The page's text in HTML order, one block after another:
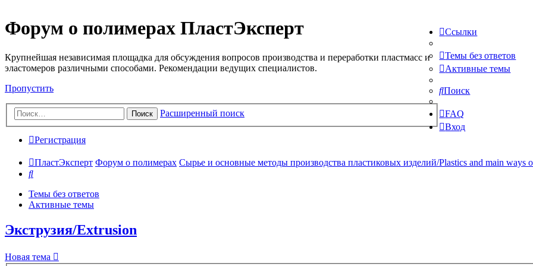
Форум о полимерах ПластЭксперт
Крупнейшая независимая площадка для обсуждения вопросов производства и переработки пластмасс и
эластомеров различными способами. Рекомендации ведущих специалистов.
Пропустить
Поиск Расширенный поиск
Ссылки
Темы без ответов
Активные темы
Поиск
FAQ
Вход
Регистрация
ПластЭксперт Форум о полимерах Сырье и основные методы производства пластиковых изделий/Plastics and main ways
Поиск
Темы без ответов
Активные темы
Экструзия/Extrusion
Новая тема